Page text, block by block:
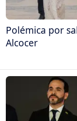
Polémica por
Alcocer